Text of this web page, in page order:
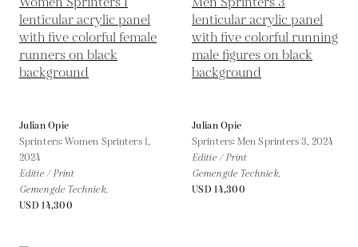
Julian Opie
Sprinters: Women Sprinters 1,
2024
Editie / Print
Gemengde Techniek.
USD 14,300
Julian Opie
Sprinters: Men Sprinters 3, 2024
Editie / Print
Gemengde Techniek.
USD 14,300